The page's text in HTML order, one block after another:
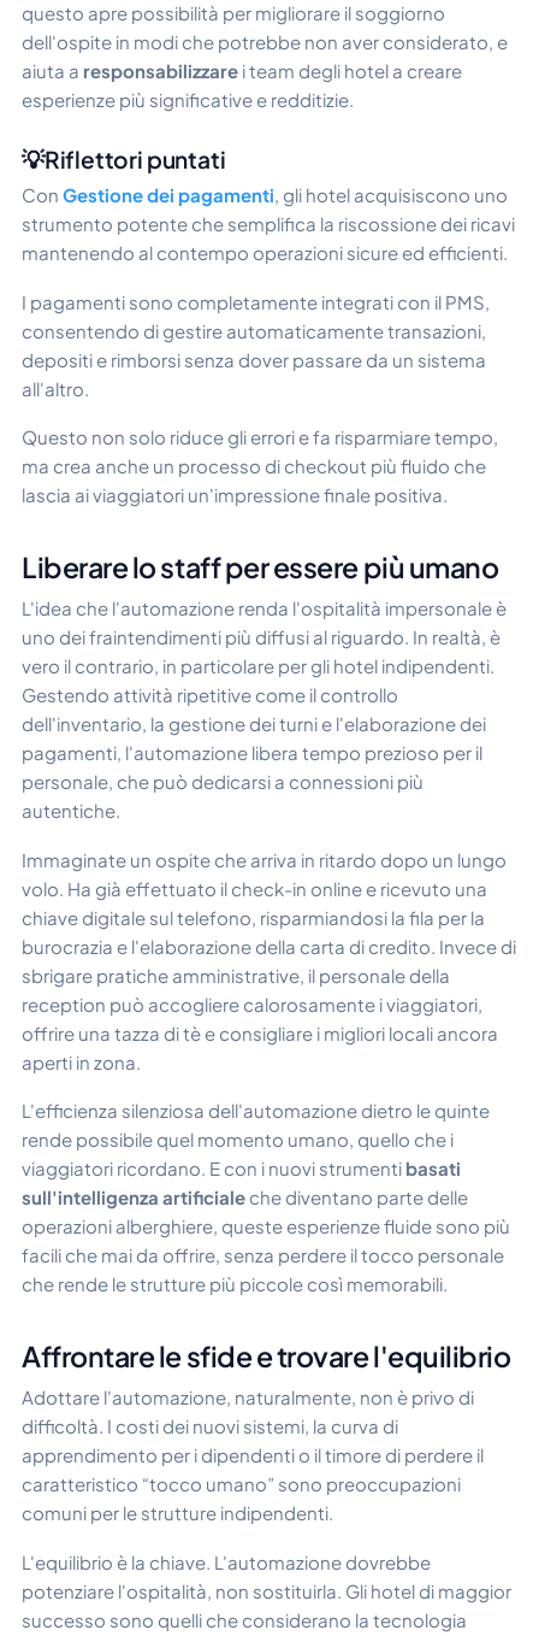
questo apre possibilità per migliorare il soggiorno
dell'ospite in modi che potrebbe non aver considerato, e
aiuta a responsabilizzare i team degli hotel a creare
esperienze più significative e redditizie.
💡Riflettori puntati
Con Gestione dei pagamenti, gli hotel acquisiscono uno
strumento potente che semplifica la riscossione dei ricavi
mantenendo al contempo operazioni sicure ed efficienti.
I pagamenti sono completamente integrati con il PMS,
consentendo di gestire automaticamente transazioni,
depositi e rimborsi senza dover passare da un sistema
all'altro.
Questo non solo riduce gli errori e fa risparmiare tempo,
ma crea anche un processo di checkout più fluido che
lascia ai viaggiatori un'impressione finale positiva.
Liberare lo staff per essere più umano
L'idea che l'automazione renda l'ospitalità impersonale è
uno dei fraintendimenti più diffusi al riguardo. In realtà, è
vero il contrario, in particolare per gli hotel indipendenti.
Gestendo attività ripetitive come il controllo
dell'inventario, la gestione dei turni e l'elaborazione dei
pagamenti, l'automazione libera tempo prezioso per il
personale, che può dedicarsi a connessioni più
autentiche.
Immaginate un ospite che arriva in ritardo dopo un lungo
volo. Ha già effettuato il check-in online e ricevuto una
chiave digitale sul telefono, risparmiandosi la fila per la
burocrazia e l'elaborazione della carta di credito. Invece di
sbrigare pratiche amministrative, il personale della
reception può accogliere calorosamente i viaggiatori,
offrire una tazza di tè e consigliare i migliori locali ancora
aperti in zona.
L'efficienza silenziosa dell'automazione dietro le quinte
rende possibile quel momento umano, quello che i
viaggiatori ricordano. E con i nuovi strumenti basati
sull'intelligenza artificiale che diventano parte delle
operazioni alberghiere, queste esperienze fluide sono più
facili che mai da offrire, senza perdere il tocco personale
che rende le strutture più piccole così memorabili.
Affrontare le sfide e trovare l'equilibrio
Adottare l'automazione, naturalmente, non è privo di
difficoltà. I costi dei nuovi sistemi, la curva di
apprendimento per i dipendenti o il timore di perdere il
caratteristico “tocco umano” sono preoccupazioni
comuni per le strutture indipendenti.
L'equilibrio è la chiave. L'automazione dovrebbe
potenziare l'ospitalità, non sostituirla. Gli hotel di maggior
successo sono quelli che considerano la tecnologia